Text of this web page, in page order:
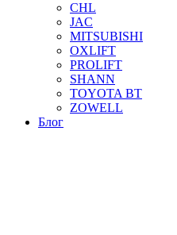
CHL
JAC
MITSUBISHI
OXLIFT
PROLIFT
SHANN
TOYOTA BT
ZOWELL
Блог